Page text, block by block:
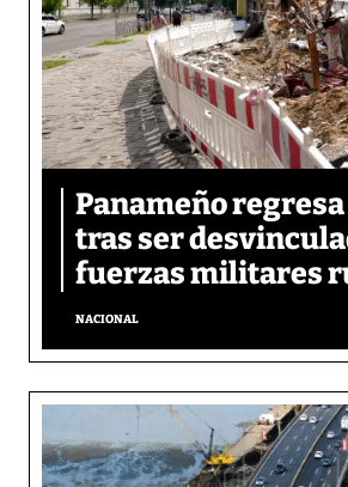
Panameño
tras ser
fuerzas militares
NACIONAL